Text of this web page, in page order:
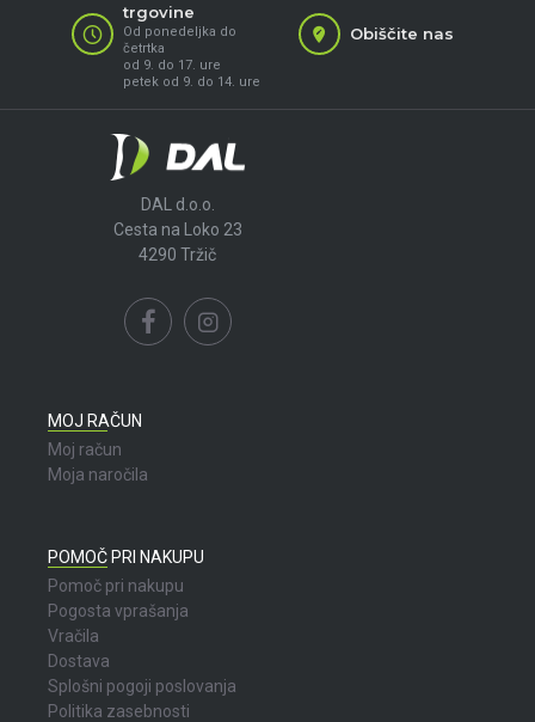
trgovine
Od ponedeljka do
četrtka
od 9. do 17. ure
petek od 9. do 14. ure
Obiščite nas
DAL d.o.o.
Cesta na Loko 23
4290 Tržič
MOJ RAČUN
Moj račun
Moja naročila
POMOČ PRI NAKUPU
Pomoč pri nakupu
Pogosta vprašanja
Vračila
Dostava
Splošni pogoji poslovanja
Politika zasebnosti